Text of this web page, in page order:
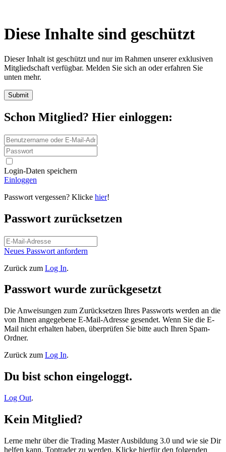
Diese Inhalte sind geschützt
Dieser Inhalt ist geschützt und nur im Rahmen unserer exklusiven
Mitgliedschaft verfügbar. Melden Sie sich an oder erfahren Sie
unten mehr.
Schon Mitglied? Hier einloggen:
Login-Daten speichern
Einloggen
Passwort vergessen? Klicke hier!
Passwort zurücksetzen
Neues Passwort anfordern
Zurück zum Log In.
Passwort wurde zurückgesetzt
Die Anweisungen zum Zurücksetzen Ihres Passworts werden an die
von Ihnen angegebene E-Mail-Adresse gesendet. Wenn Sie die E-
Mail nicht erhalten haben, überprüfen Sie bitte auch Ihren Spam-
Ordner.
Zurück zum Log In.
Du bist schon eingeloggt.
Log Out.
Kein Mitglied?
Lerne mehr über die Trading Master Ausbildung 3.0 und wie sie Dir
helfen kann, Toptrader zu werden. Klicke hierfür den folgenden